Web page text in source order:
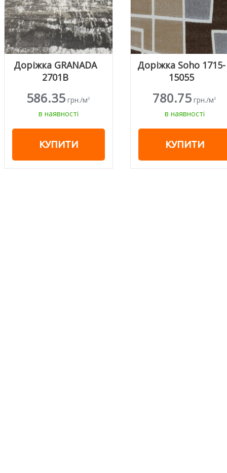
Доріжка GRANADA
2701В
586.35 грн./м2
в наявності
КУПИТИ
Доріжка Soho 1715-
15055
780.75 грн./м2
в наявності
КУПИТИ